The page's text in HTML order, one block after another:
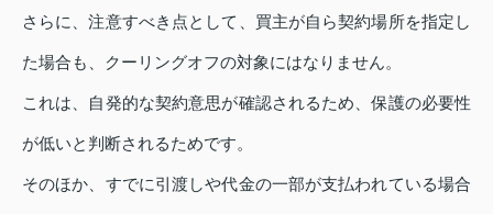
さらに、注意すべき点として、買主が自ら契約場所を指定し
た場合も、クーリングオフの対象にはなりません。
これは、自発的な契約意思が確認されるため、保護の必要性
が低いと判断されるためです。
そのほか、すでに引渡しや代金の一部が支払われている場合